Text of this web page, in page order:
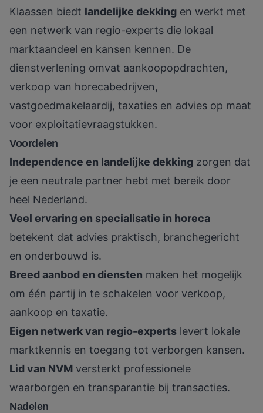
Klaassen biedt landelijke dekking en werkt met
een netwerk van regio-experts die lokaal
marktaandeel en kansen kennen. De
dienstverlening omvat aankoopopdrachten,
verkoop van horecabedrijven,
vastgoedmakelaardij, taxaties en advies op maat
voor exploitatievraagstukken.
Voordelen
Independence en landelijke dekking zorgen dat
je een neutrale partner hebt met bereik door
heel Nederland.
Veel ervaring en specialisatie in horeca
betekent dat advies praktisch, branchegericht
en onderbouwd is.
Breed aanbod en diensten maken het mogelijk
om één partij in te schakelen voor verkoop,
aankoop en taxatie.
Eigen netwerk van regio-experts levert lokale
marktkennis en toegang tot verborgen kansen.
Lid van NVM versterkt professionele
waarborgen en transparantie bij transacties.
Nadelen